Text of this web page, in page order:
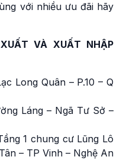
với nhiều ưu đãi hãy
VÀ XUẤT NHẬP
Long Quân – P.10 – Q
Láng – Ngã Tư Sở –
1 chung cư Lũng Lô
– TP Vinh – Nghệ An